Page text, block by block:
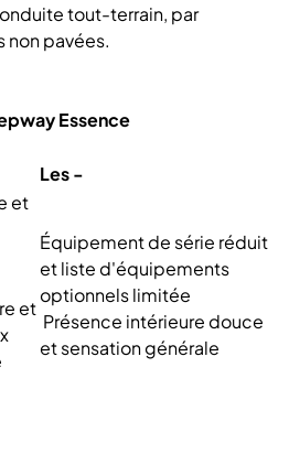
tout-terrain, par
non pavées.
Essence
Les -
et
et
Équipement de série réduit
et liste d'équipements
optionnels limitée
Présence intérieure douce
et sensation générale